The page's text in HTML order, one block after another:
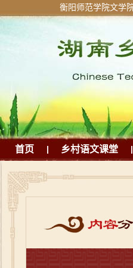
衡阳师范学院文学
首页 | 乡村语文课堂 |